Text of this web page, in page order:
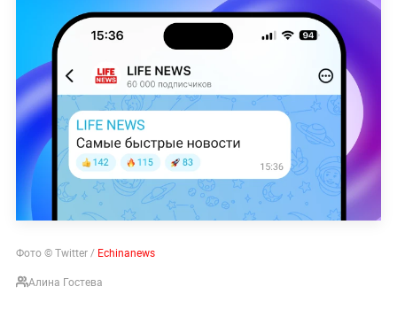
Фото © Twitter / Echinanews
Алина Гостева